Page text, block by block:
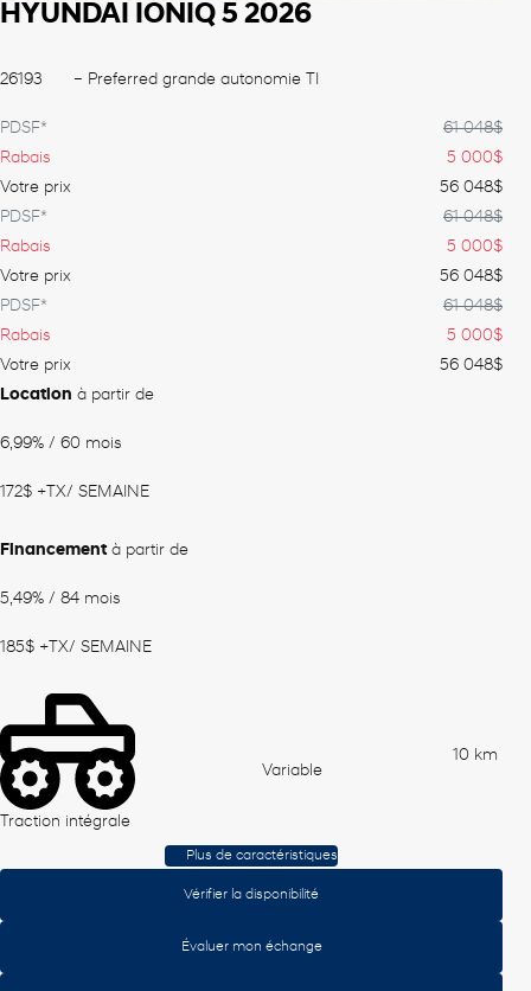
HYUNDAI IONIQ 5 2026
26193 – Preferred grande autonomie TI
PDSF* 61 048$
Rabais
5 000$
Votre prix
56 048$
PDSF*
61 048$
Rabais
5 000$
Votre prix
56 048$
PDSF*
61 048$
Rabais
5 000$
Votre prix
56 048$
Location à partir de
6,99% / 60 mois
172$ +TX/ SEMAINE
Financement à partir de
5,49% / 84 mois
185$ +TX/ SEMAINE
Traction intégrale
Variable
10 km
Plus de caractéristiques
Vérifier la disponibilité
Évaluer mon échange